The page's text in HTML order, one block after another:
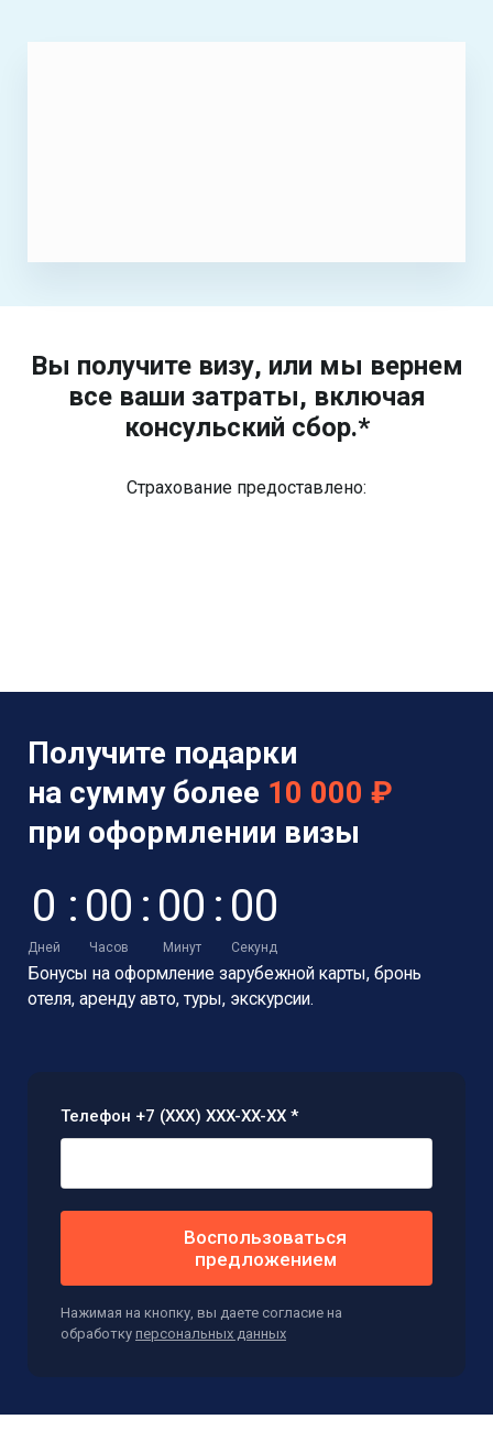
Вы получите визу, или мы вернем
все ваши затраты, включая
консульский сбор.*
Страхование предоставлено:
Получите подарки
на сумму более 10 000 ₽
при оформлении визы
0
Дней
: 00
Часов
: 00
Минут
: 00
Секунд
Бонусы на оформление зарубежной карты, бронь
отеля, аренду авто, туры, экскурсии.
Телефон +7 (XXX) XXX-XX-XX *
Воспользоваться
предложением
Нажимая на кнопку, вы даете согласие на
обработку персональных данных